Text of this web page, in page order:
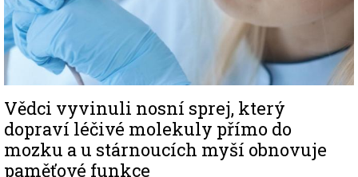
Vědci vyvinuli nosní sprej, který
dopraví léčivé molekuly přímo do
mozku a u stárnoucích myší obnovuje
paměťové funkce